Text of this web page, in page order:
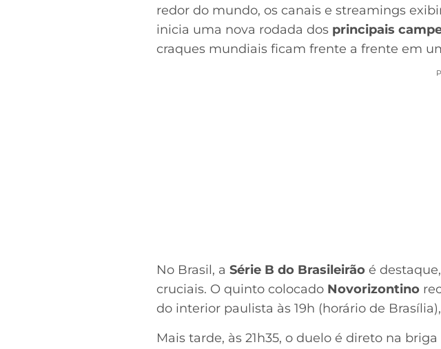
redor do mundo, os canais e streamings
inicia uma nova rodada dos principais
craques mundiais ficam frente a frente em
No Brasil, a Série B do Brasileirão é
cruciais. O quinto colocado Novorizontino
do interior paulista às 19h (horário de
Mais tarde, às 21h35, o duelo é direto na